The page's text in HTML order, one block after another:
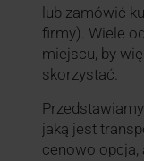
lub zamówić
firmy). Wiele
miejscu, by
skorzystać.
jaką jest
cenowo opcja,